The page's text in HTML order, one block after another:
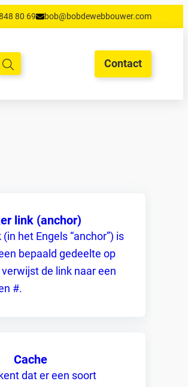
80 69 bob@bobdewebbouwer.com
Contact
Begrippen Contact
link (anchor)
het Engels “anchor”) is
bepaald gedeelte op
de link naar een
#.
Cache
dat er een soort